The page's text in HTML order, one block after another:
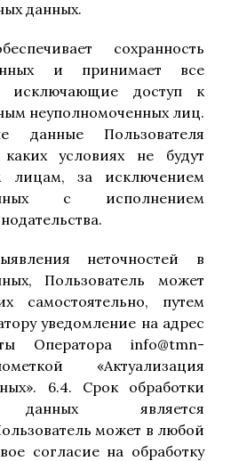
данных.
сохранность
и принимает все
исключающие доступ к
неуполномоченных лиц.
данные Пользователя
условиях не будут
лицам, за исключением
с исполнением
неточностей в
Пользователь может
самостоятельно, путем
уведомление на адрес
Оператора info@tmn-
«Актуализация
6.4. Срок обработки
данных является
может в любой
согласие на обработку